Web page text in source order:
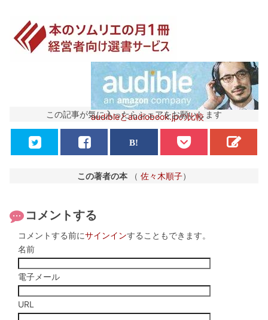
audibleとaudiobook.jpの比較
この記事が気に入ったらシェアをお願いします
この著者の本 （ 佐々木順子）
コメントする
コメントする前にサインインすることもできます。
名前
電子メール
URL